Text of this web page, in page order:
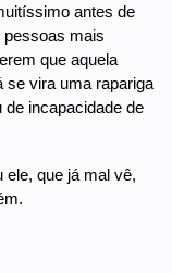
antes de
pessoas mais
que aquela
se vira uma rapariga
incapacidade de
que já mal vê,